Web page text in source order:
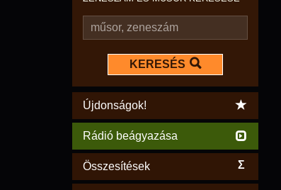
KERESÉS
Újdonságok!
Rádió beágyazása
Összesítések Σ